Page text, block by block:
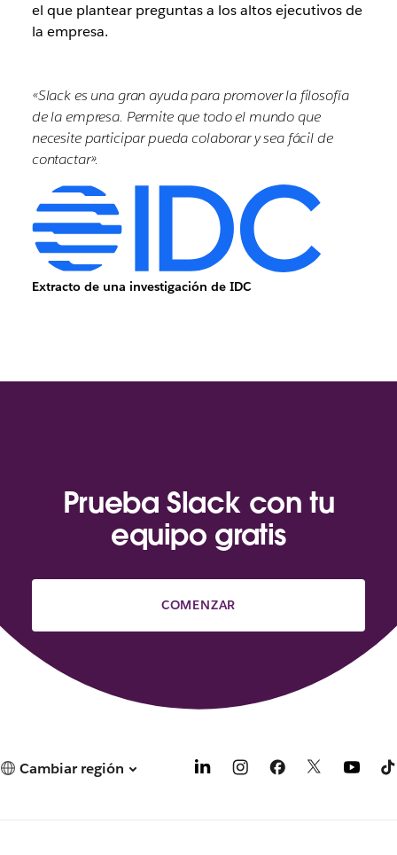
el que plantear preguntas a los altos ejecutivos de
la empresa.
«Slack es una gran ayuda para promover la filosofía
de la empresa. Permite que todo el mundo que
necesite participar pueda colaborar y sea fácil de
contactar».
Extracto de una investigación de IDC
Prueba Slack con tu
equipo gratis
COMENZAR
Cambiar región